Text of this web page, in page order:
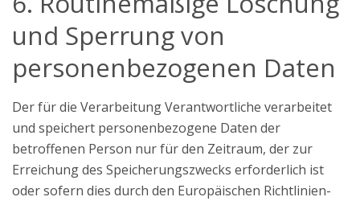
und Sperrung von
personenbezogenen Daten
Der für die Verarbeitung Verantwortliche verarbeitet
und speichert personenbezogene Daten der
betroffenen Person nur für den Zeitraum, der zur
Erreichung des Speicherungszwecks erforderlich ist
oder sofern dies durch den Europäischen Richtlinien-